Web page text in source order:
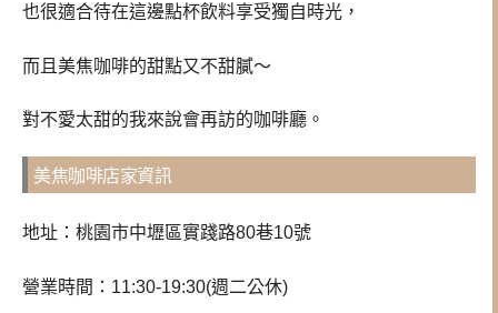
也很適合待在這邊點杯飲料享受獨自時光，
而且美焦咖啡的甜點又不甜膩～
對不愛太甜的我來說會再訪的咖啡廳。
美焦咖啡店家資訊
地址：桃園市中壢區實踐路80巷10號
營業時間：11:30-19:30(週二公休)